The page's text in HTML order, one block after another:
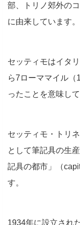
部、トリノ郊外の
に由来しています。
セッティモはイタ
ら7ローママイル（
ったことを意味して
セッティモ・トリ
として筆記具の生
記具の都市」（
す。
1934年に設立され